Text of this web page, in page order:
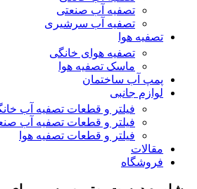
تصفیه آب صنعتی
تصفیه آب سرشیری
تصفیه هوا
تصفیه هوای خانگی
ماسک تصفیه هوا
پمپ آب ساختمان
لوازم جانبی
فیلتر و قطعات تصفیه آب
فیلتر و قطعات تصفیه آب
فیلتر و قطعات تصفیه هوا
مقالات
فروشگاه